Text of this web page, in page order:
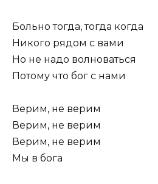
Больно тогда, тогда когда
Никого рядом с вами
Но не надо волноваться
Потому что бог с нами
Верим, не верим
Верим, не верим
Верим, не верим
Мы в бога